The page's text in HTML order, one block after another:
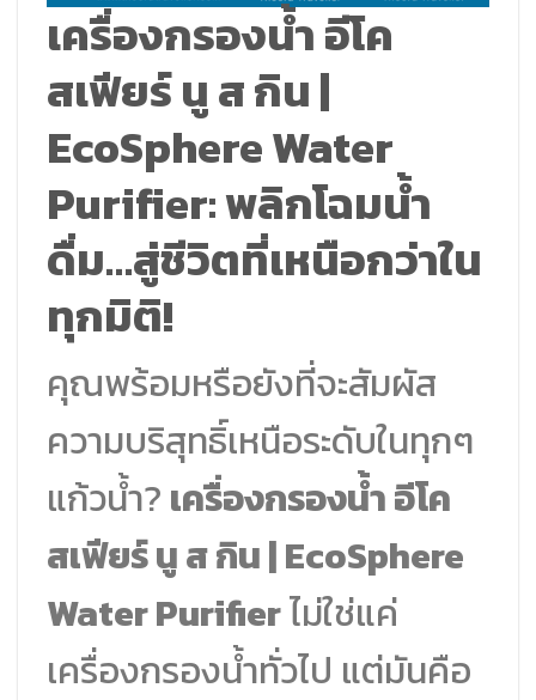
เครื่องกรองน้ำ อีโค
สเฟียร์ นู ส กิน |
EcoSphere Water
Purifier: พลิกโฉมน้ำ
ดื่ม…สู่ชีวิตที่เหนือกว่าใน
ทุกมิติ!
คุณพร้อมหรือยังที่จะสัมผัส
ความบริสุทธิ์เหนือระดับในทุกๆ
แก้วน้ำ? เครื่องกรองน้ำ อีโค
สเฟียร์ นู ส กิน | EcoSphere
Water Purifierไม่ใช่แค่
เครื่องกรองน้ำทั่วไป แต่มันคือ